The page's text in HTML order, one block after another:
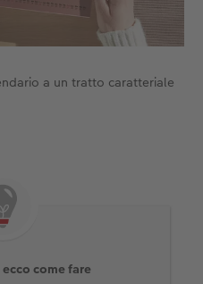
a un tratto caratteriale
come fare